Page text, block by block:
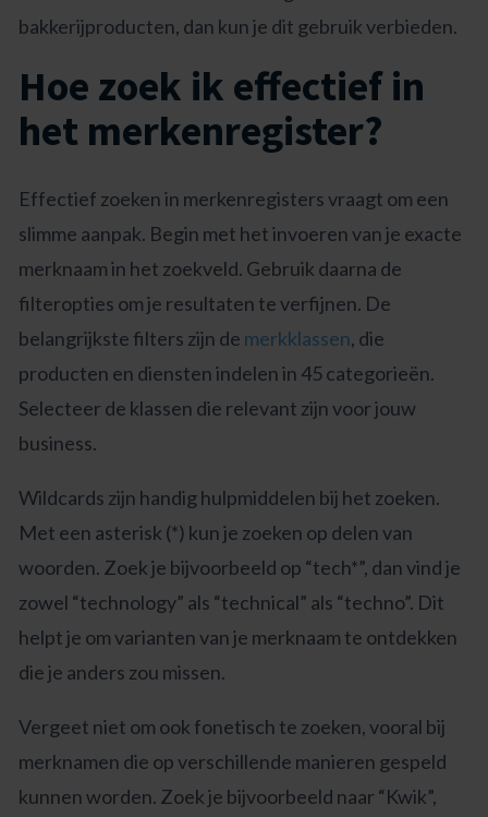
bakkerijproducten, dan kun je dit gebruik verbieden.
Hoe zoek ik effectief in
het merkenregister?
Effectief zoeken in merkenregisters vraagt om een
slimme aanpak. Begin met het invoeren van je exacte
merknaam in het zoekveld. Gebruik daarna de
filteropties om je resultaten te verfijnen. De
belangrijkste filters zijn de merkklassen, die
producten en diensten indelen in 45 categorieën.
Selecteer de klassen die relevant zijn voor jouw
business.
Wildcards zijn handig hulpmiddelen bij het zoeken.
Met een asterisk (*) kun je zoeken op delen van
woorden. Zoek je bijvoorbeeld op “tech*”, dan vind je
zowel “technology” als “technical” als “techno”. Dit
helpt je om varianten van je merknaam te ontdekken
die je anders zou missen.
Vergeet niet om ook fonetisch te zoeken, vooral bij
merknamen die op verschillende manieren gespeld
kunnen worden. Zoek je bijvoorbeeld naar “Kwik”,